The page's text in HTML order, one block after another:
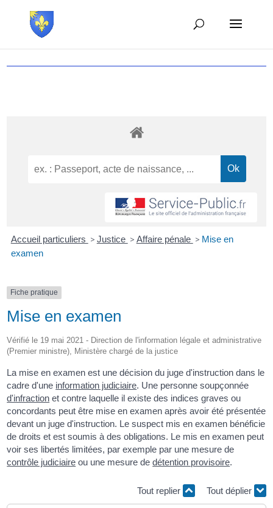
Accueil particuliers > Justice > Affaire pénale > Mise en
examen
Fiche pratique
Mise en examen
Vérifié le 19 mai 2021 - Direction de l'information légale et administrative
(Premier ministre), Ministère chargé de la justice
La mise en examen est une décision du juge d'instruction dans le
cadre d'une information judiciaire. Une personne soupçonnée
d'infraction et contre laquelle il existe des indices graves ou
concordants peut être mise en examen après avoir été présentée
devant un juge d'instruction. Le suspect mis en examen bénéficie
de droits et est soumis à des obligations. Le mis en examen peut
voir ses libertés limitées, par exemple par une mesure de
contrôle judiciaire ou une mesure dedétention provisoire.
Tout replier Tout déplier